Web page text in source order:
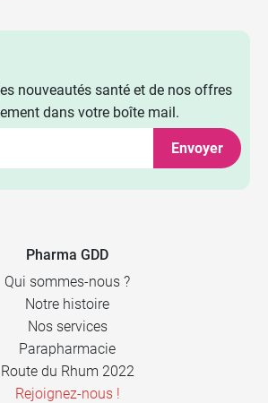
nouveautés santé et de nos offres
dans votre boîte mail.
Envoyer
Pharma GDD
Qui sommes-nous ?
Notre histoire
Nos services
Parapharmacie
Route du Rhum 2022
Rejoignez-nous !